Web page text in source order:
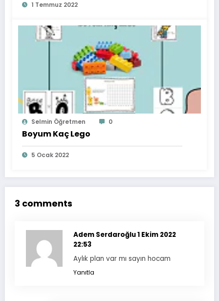
1 Temmuz 2022
Selmin Öğretmen 0
Boyum Kaç Lego
5 Ocak 2022
3 comments
Adem Serdaroğlu1 Ekim 2022
22:53
Aylık plan var mı sayın hocam
Yanıtla